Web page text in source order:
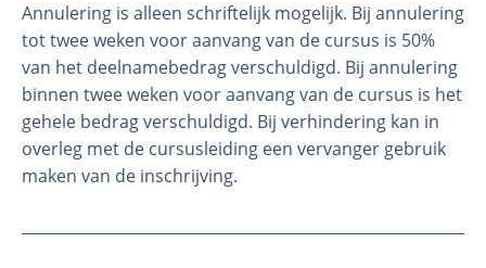
Annulering is alleen schriftelijk mogelijk. Bij annulering
tot twee weken voor aanvang van de cursus is 50%
van het deelnamebedrag verschuldigd. Bij annulering
binnen twee weken voor aanvang van de cursus is het
gehele bedrag verschuldigd. Bij verhindering kan in
overleg met de cursusleiding een vervanger gebruik
maken van de inschrijving.